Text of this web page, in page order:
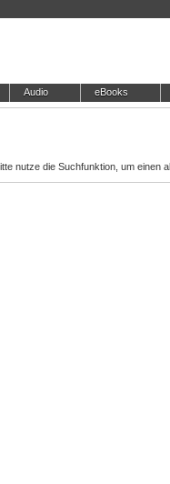
Audio eBooks
nutze die Suchfunktion, um einen